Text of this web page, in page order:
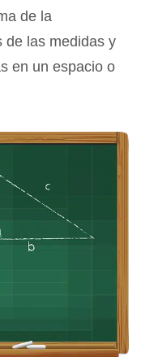
de la
de las medidas y
en un espacio o